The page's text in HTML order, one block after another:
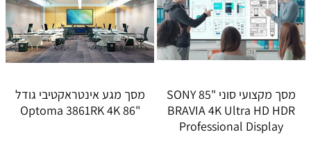
מסך מקצועי סוני SONY 85"
BRAVIA 4K Ultra HD HDR
Professional Display
מסך מגע אינטראקטיבי גודל
"86 Optoma 3861RK 4K